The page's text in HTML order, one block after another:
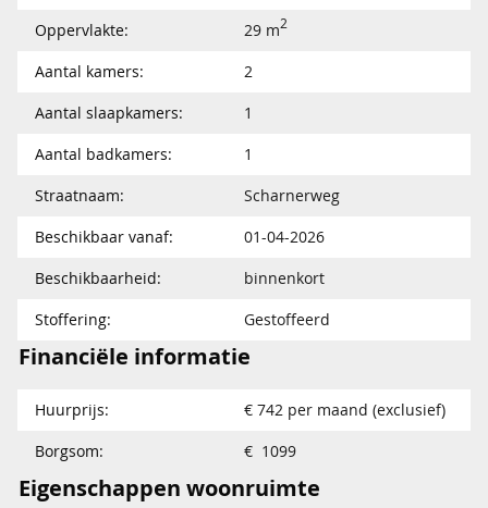
Oppervlakte:
29 m2
Aantal kamers:
2
Aantal slaapkamers:
1
Aantal badkamers:
1
Straatnaam:
Scharnerweg
Beschikbaar vanaf:
01-04-2026
Beschikbaarheid:
binnenkort
Stoffering:
Gestoffeerd
Financiële informatie
Huurprijs:
€ 742 per maand (exclusief)
Borgsom:
€ 1099
Eigenschappen woonruimte